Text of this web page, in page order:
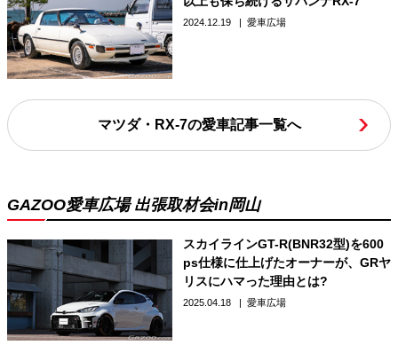
2024.12.19 愛車広場
マツダ・RX-7の愛車記事一覧へ
GAZOO愛車広場 出張取材会in岡山
スカイラインGT-R(BNR32型)を600
ps仕様に仕上げたオーナーが、GRヤ
リスにハマった理由とは?
2025.04.18 愛車広場